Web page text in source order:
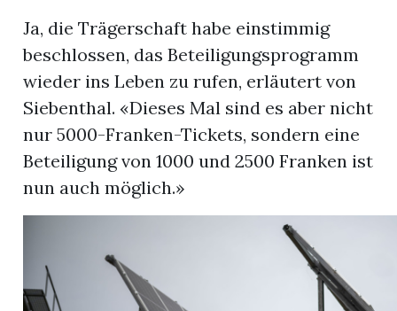
Ja, die Trägerschaft habe einstimmig
beschlossen, das Beteiligungsprogramm
wieder ins Leben zu rufen, erläutert von
Siebenthal. «Dieses Mal sind es aber nicht
nur 5000-Franken-Tickets, sondern eine
Beteiligung von 1000 und 2500 Franken ist
nun auch möglich.»